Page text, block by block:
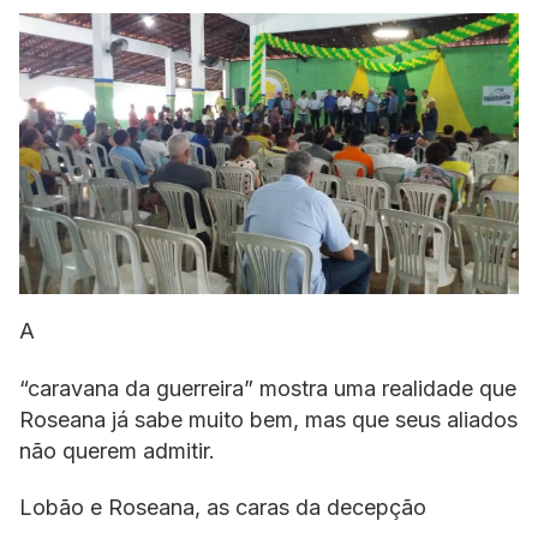
A
“caravana da guerreira” mostra uma realidade que
Roseana já sabe muito bem, mas que seus aliados
não querem admitir.
Lobão e Roseana, as caras da decepção